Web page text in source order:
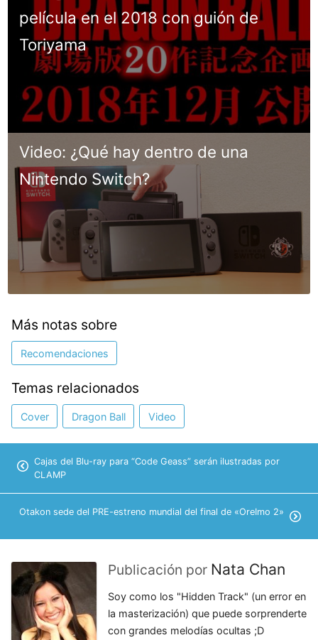
película en el 2018 con guión de
Toriyama
Video: ¿Qué hay dentro de una
Nintendo Switch?
Más notas sobre
Recomendaciones
Temas relacionados
Cover Dragon Ball Video
Cajas del Blu-ray para “Code Geass” serán ilustradas por
CLAMP
Otakon sede del PRE-estreno mundial del final de «OreImo 2»
Publicación por Nata Chan
Soy como los "Hidden Track" (un error en
la masterización) que puede sorprenderte
con grandes melodías ocultas ;D